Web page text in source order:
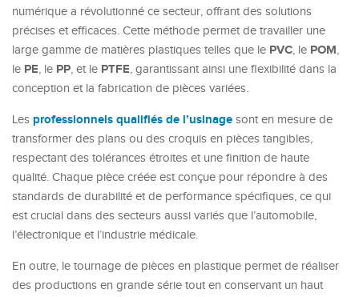
numérique a révolutionné ce secteur, offrant des solutions
précises et efficaces. Cette méthode permet de travailler une
large gamme de matières plastiques telles que le PVC, le POM,
le PE, le PP, et le PTFE, garantissant ainsi une flexibilité dans la
conception et la fabrication de pièces variées.
Les professionnels qualifiés de l’usinage sont en mesure de
transformer des plans ou des croquis en pièces tangibles,
respectant des tolérances étroites et une finition de haute
qualité. Chaque pièce créée est conçue pour répondre à des
standards de durabilité et de performance spécifiques, ce qui
est crucial dans des secteurs aussi variés que l’automobile,
l’électronique et l’industrie médicale.
En outre, le tournage de pièces en plastique permet de réaliser
des productions en grande série tout en conservant un haut